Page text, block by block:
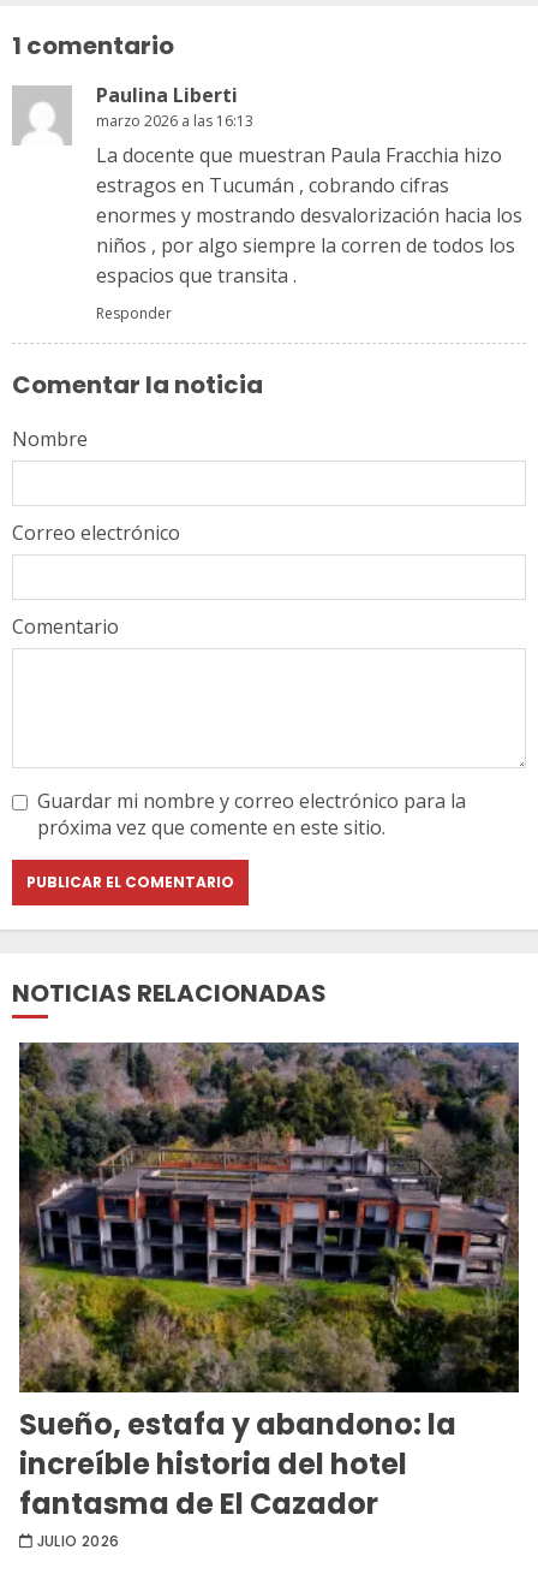
1 comentario
Paulina Liberti
marzo 2026 a las 16:13
La docente que muestran Paula Fracchia hizo
estragos en Tucumán , cobrando cifras
enormes y mostrando desvalorización hacia los
niños , por algo siempre la corren de todos los
espacios que transita .
Responder
Comentar la noticia
Comentario
Nombre
Correo electrónico
Guardar mi nombre y correo electrónico para la
próxima vez que comente en este sitio.
NOTICIAS RELACIONADAS
Sueño, estafa y abandono: la
increíble historia del hotel
fantasma de El Cazador
JULIO 2026